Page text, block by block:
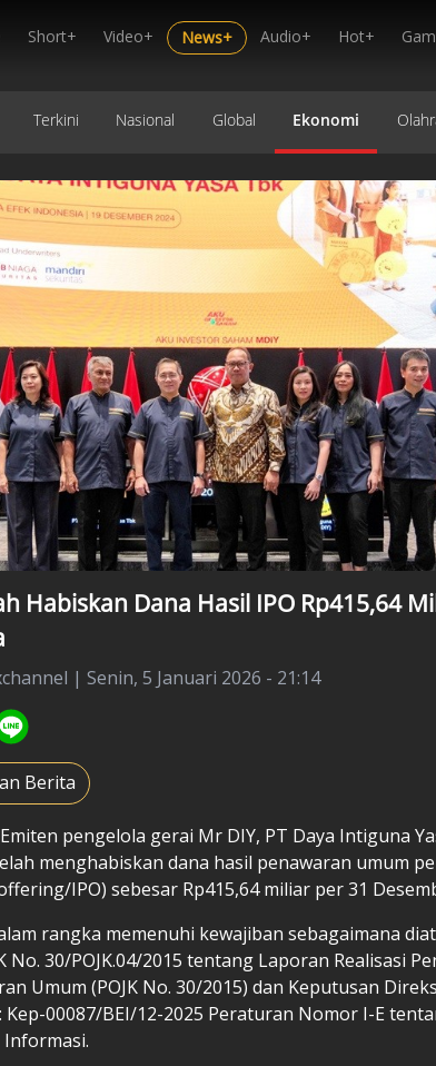
Short+ Video+ News+ Audio+ Hot+
Terkini Nasional Global Ekonomi
Habiskan Dana Hasil IPO Rp415,64
| Senin, 5 Januari 2026 - 21:14
Berita
pengelola gerai Mr DIY, PT Daya Intiguna
menghabiskan dana hasil penawaran umum
IPO) sebesar Rp415,64 miliar per 31
rangka memenuhi kewajiban sebagaimana
No. 30/POJK.04/2015 tentang Laporan Realisasi
Umum (POJK No. 30/2015) dan Keputusan
Kep-00087/BEI/12-2025 Peraturan Nomor I-E
Informasi.